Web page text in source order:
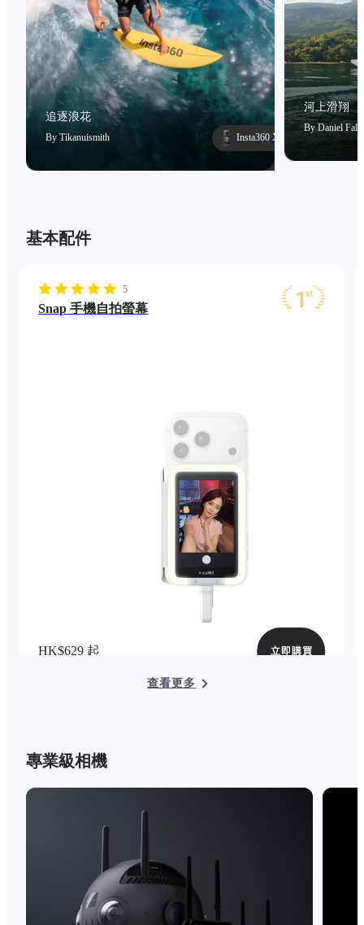
追逐浪花
By Tikanuismith Insta360 X5
河上滑翔
By Daniel
基本配件
5
Snap 手機自拍螢幕
HK$629 起 立即購買
查看更多
專業級相機